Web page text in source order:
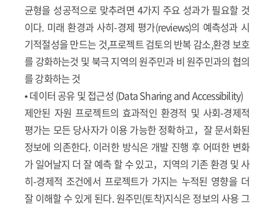
균형을 성공적으로 맞추려면 4가지 주요 성과가 필요할 것
이다. 미래 환경과 사히-경제 평가(reviews)의 예측성과 시
기적절성을 만드는 것,프로젝트 검토의 반복 감소,환경 보호
를 강화하는것 및 북극 지역의 원주민과 비 원주민과의 협의
를 강화하는 것
• 데이터 공유 및 접근성 (Data Sharing and Accessibility)
제안된 자원 프로젝트의 효과적인 환경적 및 사회-경제적
평가는 모든 당사자가 이용 가능한 정확하고，잘 문서화된
정보에 의존한다. 이러한 방식은 개발 진행 후 어떠한 변화
가 일어날지 더 잘 예측 할 수 있고，지역의 기존 환경 및 사
히-경제적 조건에서 프로젝트가 가지는 누적된 영향을 더
잘 이해할 수 있게 된다. 원주민(토착)지식은 정보의 사용 그